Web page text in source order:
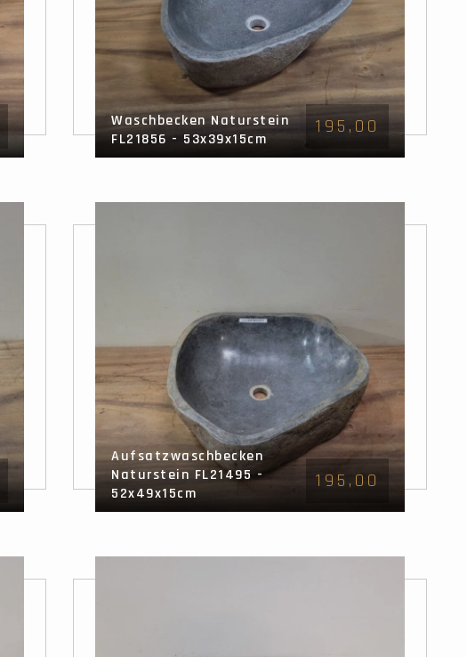
Waschbecken Naturstein
FL21856 - 53x39x15cm
195,00
Aufsatzwaschbecken
Naturstein FL21495 -
52x49x15cm
195,00